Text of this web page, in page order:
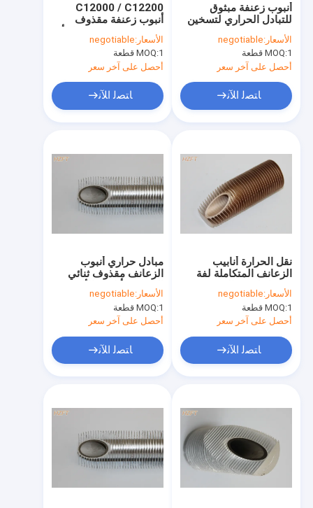
C12000 / C12200
أنبوب زعنفة مقذوف
متكامل لتسخين المياه أو
تبريدها
الأسعار:negotiable
MOQ:1 قطعة
أحصل على آخر سعر
ﺎﺘﺼﻟ ﺍﻶﻧ
أنبوب زعنفة مبثوق
للتبادل الحراري لتسخين
السوائل / الهواء والتبريد
25 مم قطر خارجي
الأسعار:negotiable
MOQ:1 قطعة
أحصل على آخر سعر
ﺎﺘﺼﻟ ﺍﻶﻧ
مبادل حراري أنبوب
الزعانف مقذوف ثنائي
المعدن / أنابيب الألومنيوم
ذات الزعانف
الأسعار:negotiable
MOQ:1 قطعة
أحصل على آخر سعر
ﺎﺘﺼﻟ ﺍﻶﻧ
نقل الحرارة أنابيب
الزعانف المتكاملة لفة
مم الداخلية ديا
الأسعار:negotiable
MOQ:1 قطعة
أحصل على آخر سعر
ﺎﺘﺼﻟ ﺍﻶﻧ